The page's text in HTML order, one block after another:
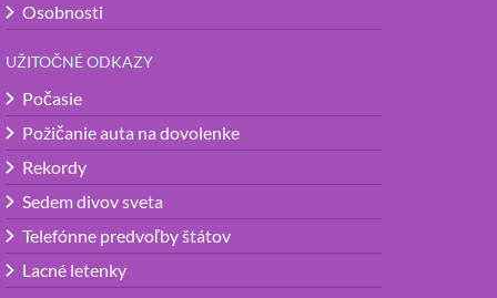
Osobnosti
UŽITOČNÉ ODKAZY
Počasie
Požičanie auta na dovolenke
Rekordy
Sedem divov sveta
Telefónne predvoľby štátov
Lacné letenky